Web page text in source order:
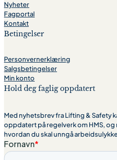
Nyheter
Fagportal
Kontakt
Betingelser
Personvernerklæring
Salgsbetingelser
Min konto
Hold deg faglig oppdatert
Med nyhetsbrev fra Lifting & Safety
oppdatert på regelverk om HMS,
hvordan du skal unngå